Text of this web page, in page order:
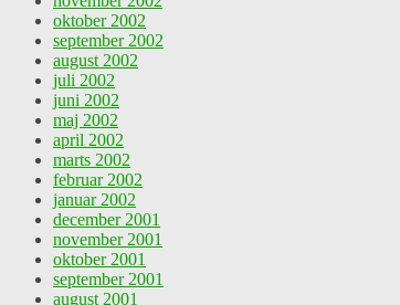
oktober 2002
september 2002
august 2002
juli 2002
juni 2002
maj 2002
april 2002
marts 2002
februar 2002
januar 2002
december 2001
november 2001
oktober 2001
september 2001
august 2001